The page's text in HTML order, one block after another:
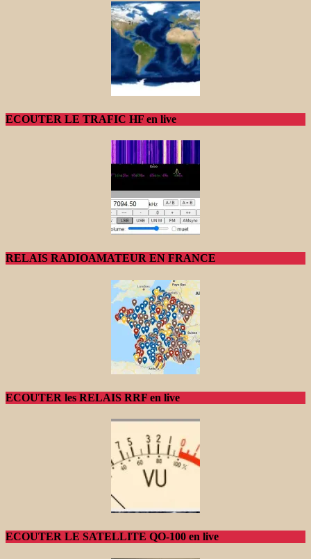
ECOUTER LE TRAFIC HF en live
RELAIS RADIOAMATEUR EN FRANCE
ECOUTER les RELAIS RRF en live
ECOUTER LE SATELLITE QO-100 en live